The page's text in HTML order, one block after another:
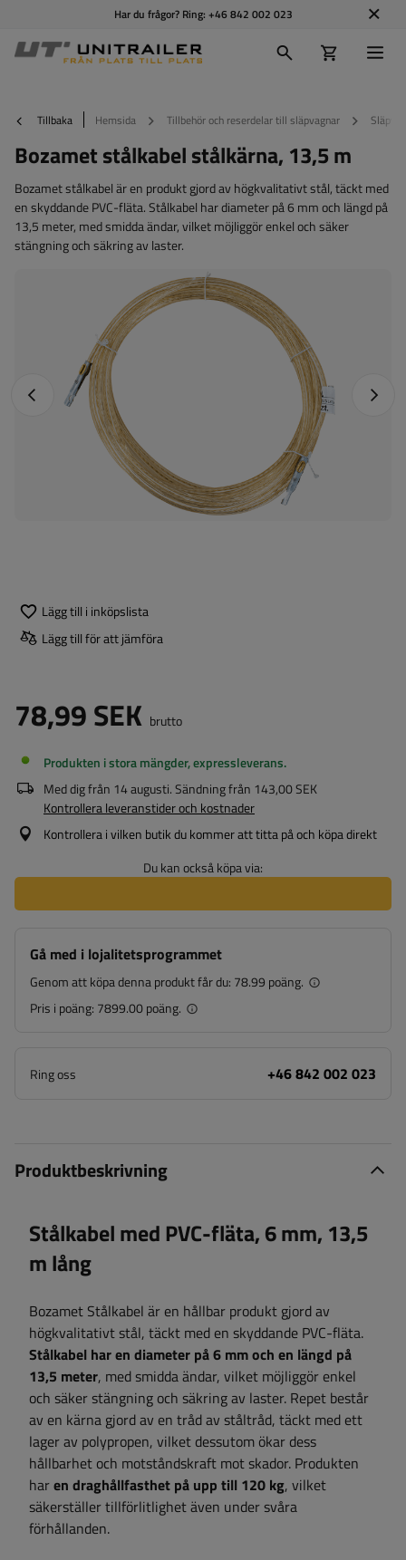
Har du frågor? Ring: +46 842 002 023
Tillbaka Hemsida Tillbehör och reserdelar till släpvagnar
Bozamet stålkabel stålkärna, 13,5 m
Bozamet stålkabel är en produkt gjord av högkvalitativt stål, täckt med
en skyddande PVC-fläta. Stålkabel har diameter på 6 mm och längd på
13,5 meter, med smidda ändar, vilket möjliggör enkel och säker
stängning och säkring av laster.
Föregående foto Nästa
Lägg till i inköpslista
Lägg till för att jämföra
78,99 SEK brutto
Produkten i stora mängder, expressleverans
Med dig från 14 augusti. Sändning från 143,00 SEK
Kontrollera leveranstider och kostnader
Kontrollera i vilken butik du kommer att titta på och köpa direkt
Du kan också köpa via:
Gå med i lojalitetsprogrammet
Genom att köpa denna produkt får du: 78.99 poäng.
Pris i poäng: 7899.00 poäng.
Ring oss +46 842 002 023
Produktbeskrivning
Stålkabel med PVC-fläta, 6 mm, 13,5
m lång
Bozamet Stålkabel är en hållbar produkt gjord av
högkvalitativt stål, täckt med en skyddande PVC-fläta.
Stålkabel har en diameter på 6 mm och en längd på
13,5 meter, med smidda ändar, vilket möjliggör enkel
och säker stängning och säkring av laster. Repet består
av en kärna gjord av en tråd av ståltråd, täckt med ett
lager av polypropen, vilket dessutom ökar dess
hållbarhet och motståndskraft mot skador. Produkten
haren draghållfasthet på upp till 120 kg, vilket
säkerställer tillförlitlighet även under svåra
förhållanden.